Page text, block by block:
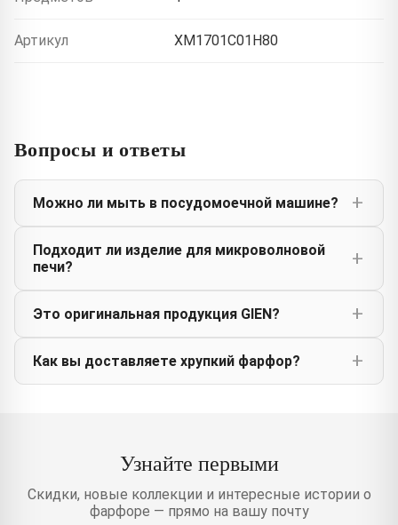
Артикул XM1701C01H80
Вопросы и ответы
Можно ли мыть в посудомоечной машине?
Подходит ли изделие для микроволновой
печи?
Это оригинальная продукция GIEN?
Как вы доставляете хрупкий фарфор?
Узнайте первыми
Скидки, новые коллекции и интересные истории о
фарфоре — прямо на вашу почту